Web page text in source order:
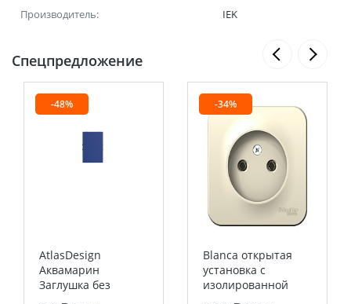
Производитель: IEK
Спецпредложение
-48%
AtlasDesign
Аквамарин
Заглушка без
суппорта для
-34%
Blanca открытая
установка с
изолированной
пластиной